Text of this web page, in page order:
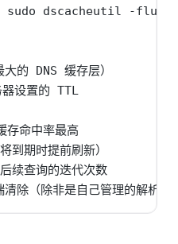
sudo dscacheutil -
的 DNS 缓存层）
设置的 TTL
存命中率最高
期时提前刷新）
续查询的迭代次数
除（除非是自己管理的解析器